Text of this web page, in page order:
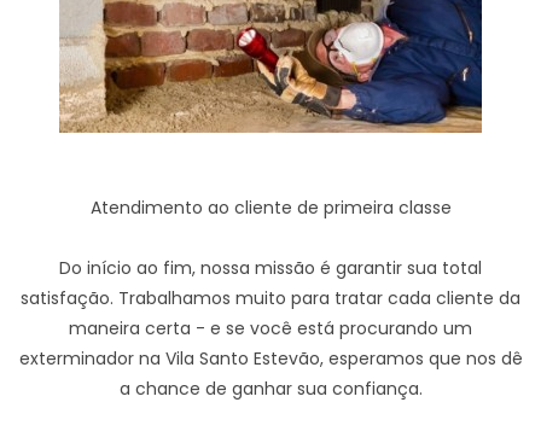
Atendimento ao cliente de primeira classe
Do início ao fim, nossa missão é garantir sua total
satisfação. Trabalhamos muito para tratar cada cliente da
maneira certa - e se você está procurando um
exterminador na Vila Santo Estevão, esperamos que nos dê
a chance de ganhar sua confiança.